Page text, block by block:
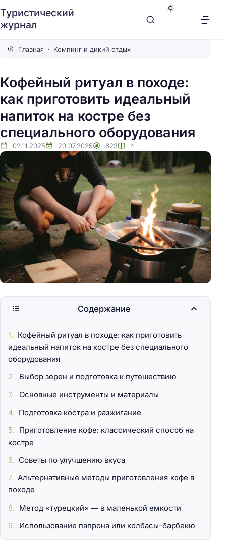
Туристический
журнал
Главная Кемпинг и дикий отдых
Кофейный ритуал в походе:
как приготовить идеальный
напиток на костре без
специального оборудования
02.11.2025 20.07.2025 623 4
Содержание
Кофейный ритуал в походе: как приготовить
идеальный напиток на костре без специального
оборудования
Выбор зерен и подготовка к путешествию
Основные инструменты и материалы
Подготовка костра и разжигание
Приготовление кофе: классический способ на
костре
Советы по улучшению вкуса
Альтернативные методы приготовления кофе в
походе
Метод «турецкий» — в маленькой емкости
Использование папрона или колбасы-барбекю